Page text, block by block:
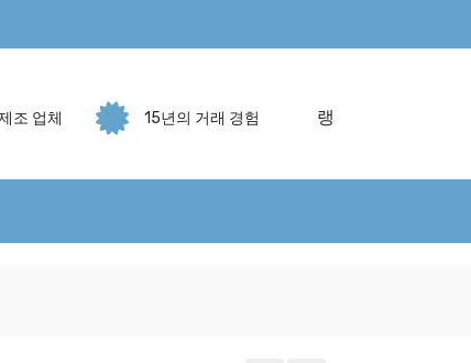
조 업체 15년의 거래 경험 랭